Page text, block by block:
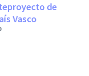
de
Vasco